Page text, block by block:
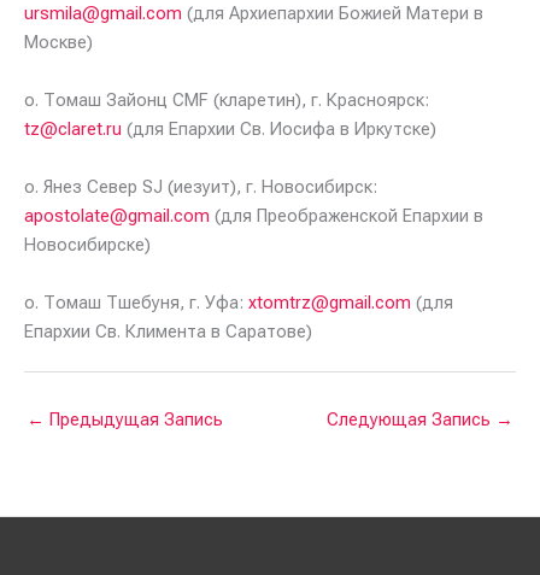
ursmila@gmail.com (для Архиепархии Божией Матери в
Москве)
о. Томаш Зайонц CMF (кларетин), г. Красноярск:
tz@claret.ru (для Епархии Св. Иосифа в Иркутске)
о. Янез Север SJ (иезуит), г. Новосибирск:
apostolate@gmail.com (для Преображенской Епархии в
Новосибирске)
о. Томаш Тшебуня, г. Уфа: xtomtrz@gmail.com (для
Епархии Св. Климента в Саратове)
← Предыдущая Запись Следующая Запись →